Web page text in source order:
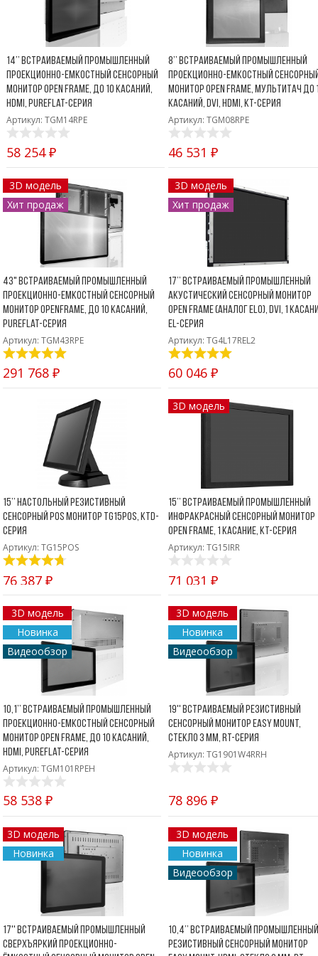
диагональю до 55
дюймов
Промышленные
мониторы для
жестового
управления
Промышленные
мониторы для
монтажа на стену
Боковые
14’’ Встраиваемый промышленный
проекционно-емкостный сенсорный
монитор Open Frame, до 10 касаний,
HDMI, PureFlat-серия
Артикул: TGM14RPE
58 254 ₽
8’’ Встраиваемый промышленный
проекционно-емкостный
монитор Open Frame, мультитач до
касаний, DVI, HDMI, KT-серия
Артикул: TGM08RPE
46 531 ₽
3D модель
Хит продаж
43" Встраиваемый промышленный
проекционно-емкостный сенсорный
монитор OpenFrame, до 10 касаний,
PureFlat-серия
Артикул: TGM43RPE
291 768 ₽
3D модель
Хит продаж
17’’ Встраиваемый промышленный
акустический сенсорный монитор
Open Frame (аналог ELO), DVI, 1
EL-серия
Артикул: TG4L17REL2
60 046 ₽
15’’ Настольный резистивный
сенсорный POS монитор TG15POS, KTD-
серия
Артикул: TG15POS
76 387 ₽
3D модель
15’’ Встраиваемый промышленный
инфракрасный сенсорный монитор
Open Frame, 1 касание, KT-серия
Артикул: TG15IRR
71 031 ₽
3D модель
Новинка
Видеообзор
10,1’’ Встраиваемый промышленный
проекционно-емкостный сенсорный
монитор Open Frame, до 10 касаний,
HDMI, PureFlat-серия
Артикул: TGM101RPEH
58 538 ₽
3D модель
Новинка
Видеообзор
19'' Встраиваемый резистивный
сенсорный монитор Easy Mount,
стекло 3 мм, RT-серия
Артикул: TG1901W4RRH
78 896 ₽
3D модель
Новинка
17'' Встраиваемый промышленный
сверхъяркий проекционно-
3D модель
Новинка
Видеообзор
10,4’’ Встраиваемый промышленный
резистивный сенсорный монитор